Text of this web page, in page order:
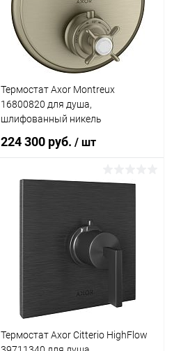
В избранное Под заказ
Термостат Axor Montreux
16800820 для душа,
шлифованный никель
224 300 руб./ шт
Купить в 1 клик Сравнение
Термостат Axor Citterio HighFlow